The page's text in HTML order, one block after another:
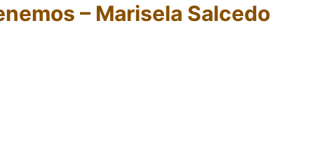
– Marisela Salcedo